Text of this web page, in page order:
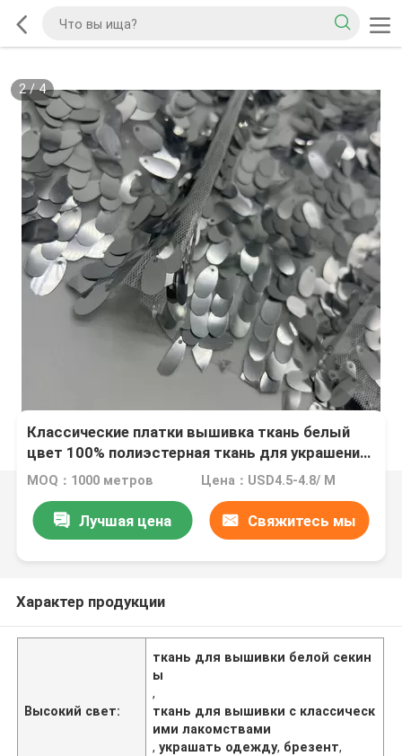
2/4
Классические платки вышивка ткань белый
цвет 100% полиэстерная ткань для украшения
одежды
MOQ：1000 метров Цена：USD4.5-4.8/ M
Лучшая цена Свяжитесь мы
Характер продукции
Высокий свет:
ткань для вышивки белой секин
ы
,
ткань для вышивки с классическ
ими лакомствами
,украшать одежду, брезент,